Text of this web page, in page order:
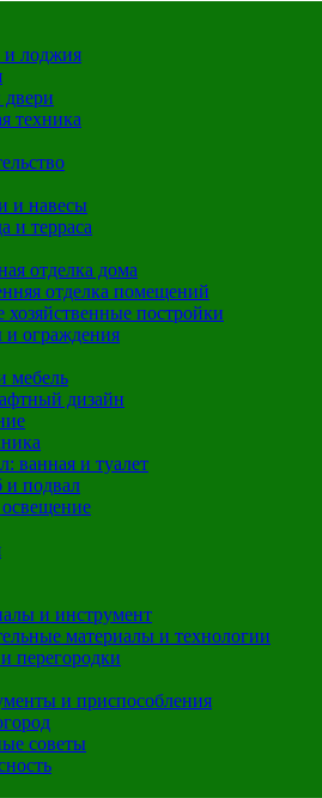
и лоджия
техника
и навесы
и терраса
отделка дома
отделка помещений
хозяйственные постройки
и ограждения
мебель
дизайн
ванная и туалет
и подвал
и инструмент
материалы и технологии
перегородки
и приспособления
советы